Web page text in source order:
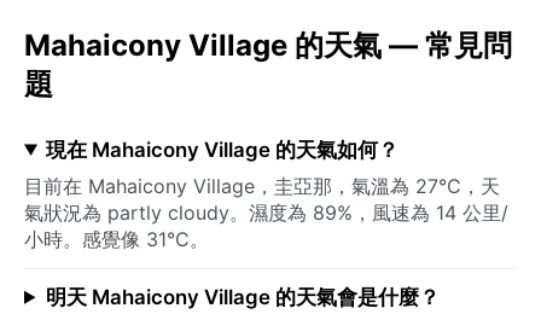
Mahaicony Village 的天氣 — 常見問
題
現在 Mahaicony Village 的天氣如何？
目前在 Mahaicony Village，圭亞那，氣溫為 27°C，天
氣狀況為 partly cloudy。濕度為 89%，風速為 14 公里/
小時。感覺像 31°C。
明天 Mahaicony Village 的天氣會是什麼？